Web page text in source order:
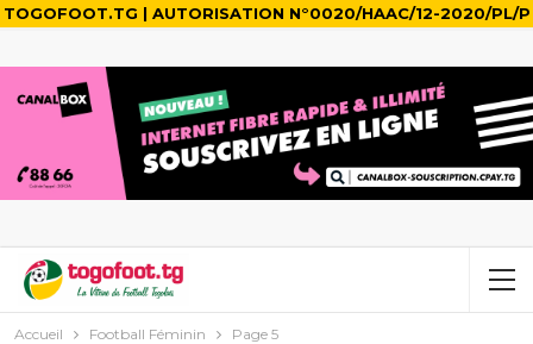
TOGOFOOT.TG | AUTORISATION N°0020/HAAC/12-2020/PL/P
Accueil Football Féminin Page 5